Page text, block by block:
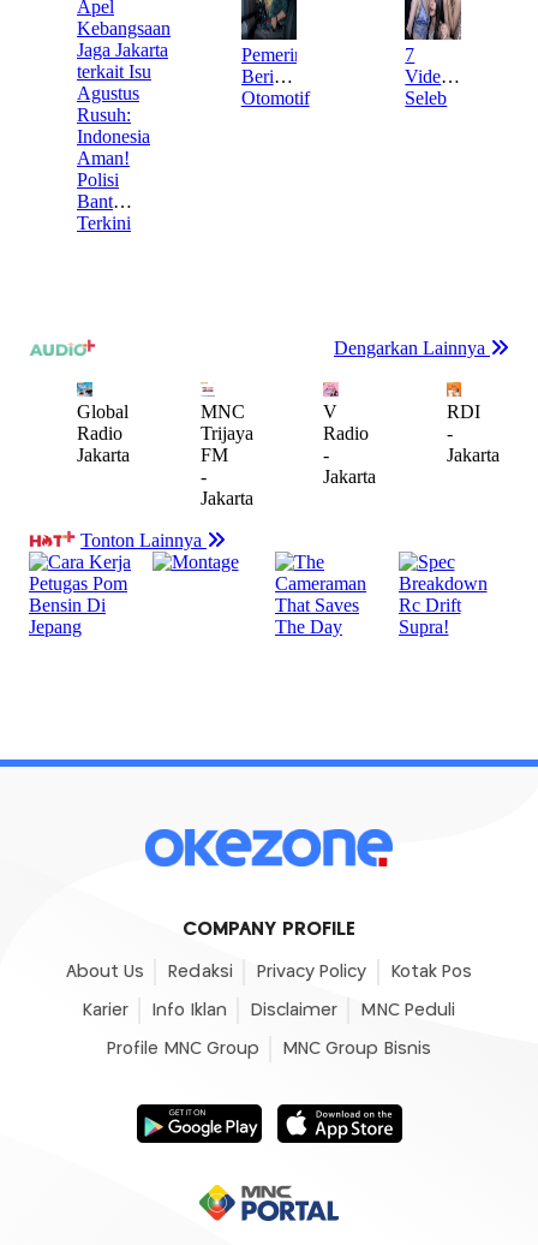
COMPANY PROFILE
About Us Redaksi Privacy Policy Kotak Pos
Karier Info Iklan Disclaimer MNC Peduli
Profile MNC Group MNC Group Bisnis